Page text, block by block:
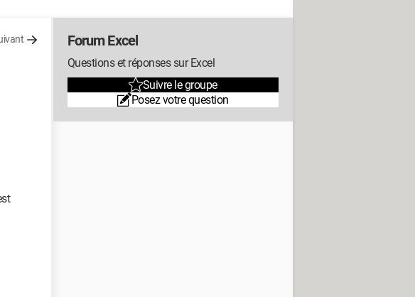
Forum Excel
Questions et réponses sur Excel
Suivre le groupe
Posez votre question